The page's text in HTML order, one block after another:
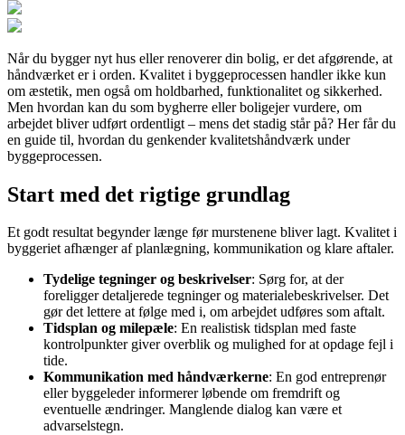
Når du bygger nyt hus eller renoverer din bolig, er det afgørende, at
håndværket er i orden. Kvalitet i byggeprocessen handler ikke kun
om æstetik, men også om holdbarhed, funktionalitet og sikkerhed.
Men hvordan kan du som bygherre eller boligejer vurdere, om
arbejdet bliver udført ordentligt – mens det stadig står på? Her får du
en guide til, hvordan du genkender kvalitets­håndværk under
byggeprocessen.
Start med det rigtige grundlag
Et godt resultat begynder længe før murstenene bliver lagt. Kvalitet i
byggeriet afhænger af planlægning, kommunikation og klare aftaler.
Tydelige tegninger og beskrivelser: Sørg for, at der
foreligger detaljerede tegninger og materialebeskrivelser. Det
gør det lettere at følge med i, om arbejdet udføres som aftalt.
Tidsplan og milepæle: En realistisk tidsplan med faste
kontrolpunkter giver overblik og mulighed for at opdage fejl i
tide.
Kommunikation med håndværkerne: En god entreprenør
eller byggeleder informerer løbende om fremdrift og
eventuelle ændringer. Manglende dialog kan være et
advarselstegn.